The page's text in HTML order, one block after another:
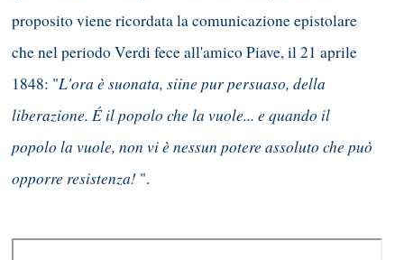
proposito viene ricordata la comunicazione epistolare
che nel periodo Verdi fece all'amico Piave, il 21 aprile
1848: "L'ora è suonata, siine pur persuaso, della
liberazione. É il popolo che la vuole... e quando il
popolo la vuole, non vi è nessun potere assoluto che può
opporre resistenza! ".